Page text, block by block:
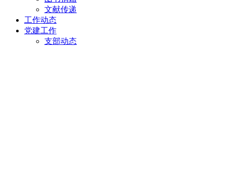
文献传递
工作动态
党建工作
支部动态